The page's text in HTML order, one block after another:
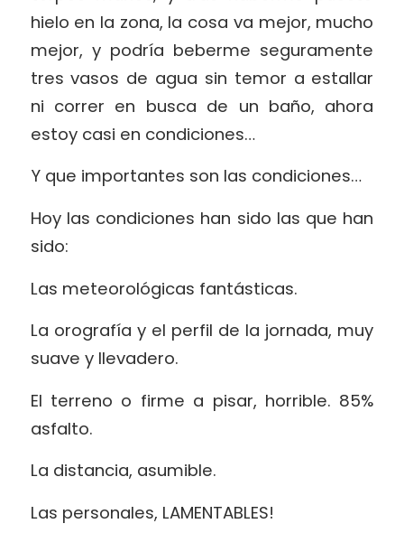
hielo en la zona, la cosa va mejor, mucho
mejor, y podría beberme seguramente
tres vasos de agua sin temor a estallar
ni correr en busca de un baño, ahora
estoy casi en condiciones…
Y que importantes son las condiciones…
Hoy las condiciones han sido las que han
sido:
Las meteorológicas fantásticas.
La orografía y el perfil de la jornada, muy
suave y llevadero.
El terreno o firme a pisar, horrible. 85%
asfalto.
La distancia, asumible.
Las personales, LAMENTABLES!